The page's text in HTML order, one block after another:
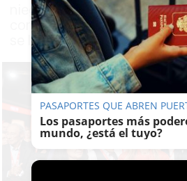
niega ante el juez Peinado,
comparecido por tercera
se le imputan
PASAPORTES QUE ABREN
Los pasaportes más
mundo, ¿está el tuyo?